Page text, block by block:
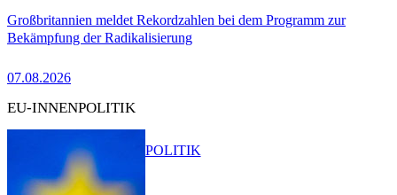
Großbritannien meldet Rekordzahlen bei dem Programm zur
Bekämpfung der Radikalisierung
07.08.2026
EU-INNENPOLITIK
POLITIK